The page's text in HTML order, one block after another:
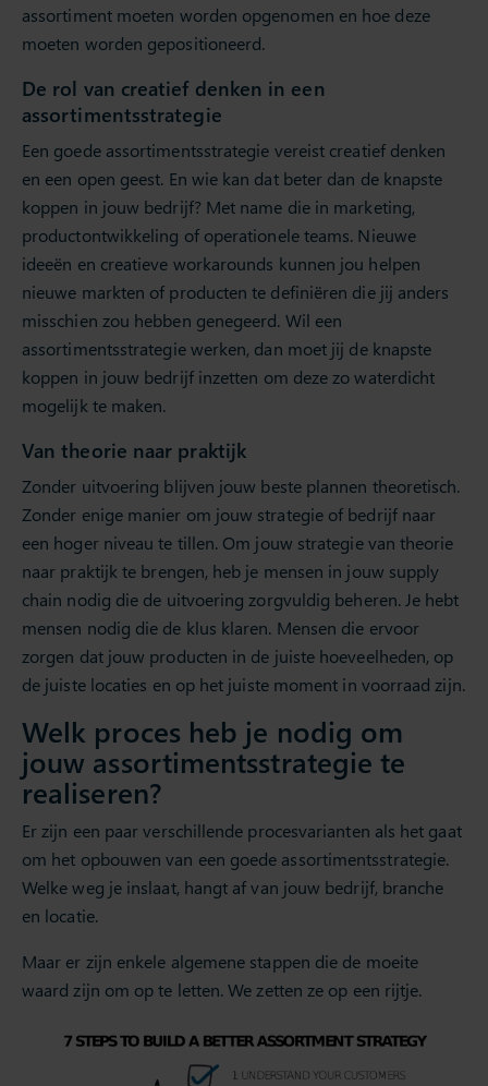
assortiment moeten worden opgenomen en hoe deze
moeten worden gepositioneerd.
De rol van creatief denken in een
assortimentsstrategie
Een goede assortimentsstrategie vereist creatief denken
en een open geest. En wie kan dat beter dan de knapste
koppen in jouw bedrijf? Met name die in marketing,
productontwikkeling of operationele teams. Nieuwe
ideeën en creatieve workarounds kunnen jou helpen
nieuwe markten of producten te definiëren die jij anders
misschien zou hebben genegeerd. Wil een
assortimentsstrategie werken, dan moet jij de knapste
koppen in jouw bedrijf inzetten om deze zo waterdicht
mogelijk te maken.
Van theorie naar praktijk
Zonder uitvoering blijven jouw beste plannen theoretisch.
Zonder enige manier om jouw strategie of bedrijf naar
een hoger niveau te tillen. Om jouw strategie van theorie
naar praktijk te brengen, heb je mensen in jouw supply
chain nodig die de uitvoering zorgvuldig beheren. Je hebt
mensen nodig die de klus klaren. Mensen die ervoor
zorgen dat jouw producten in de juiste hoeveelheden, op
de juiste locaties en op het juiste moment in voorraad zijn.
Welk proces heb je nodig om
jouw assortimentsstrategie te
realiseren?
Er zijn een paar verschillende procesvarianten als het gaat
om het opbouwen van een goede assortimentsstrategie.
Welke weg je inslaat, hangt af van jouw bedrijf, branche
en locatie.
Maar er zijn enkele algemene stappen die de moeite
waard zijn om op te letten. We zetten ze op een rijtje.